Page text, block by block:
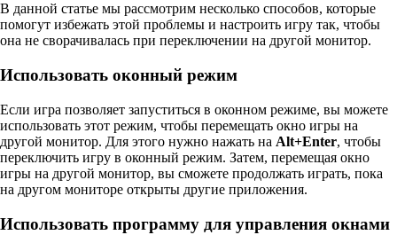
В данной статье мы рассмотрим несколько способов, которые
помогут избежать этой проблемы и настроить игру так, чтобы
она не сворачивалась при переключении на другой монитор.
Использовать оконный режим
Если игра позволяет запуститься в оконном режиме, вы можете
использовать этот режим, чтобы перемещать окно игры на
другой монитор. Для этого нужно нажать на Alt+Enter, чтобы
переключить игру в оконный режим. Затем, перемещая окно
игры на другой монитор, вы сможете продолжать играть, пока
на другом мониторе открыты другие приложения.
Использовать программу для управления окнами